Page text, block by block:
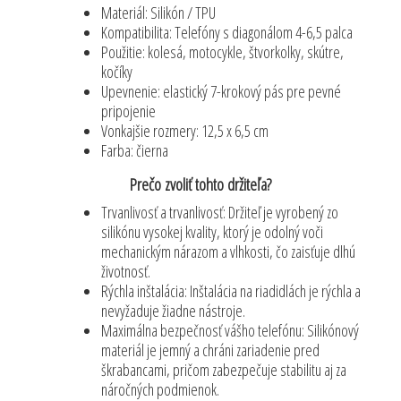
Materiál: Silikón / TPU
Kompatibilita: Telefóny s diagonálom 4-6,5 palca
Použitie: kolesá, motocykle, štvorkolky, skútre,
kočíky
Upevnenie: elastický 7-krokový pás pre pevné
pripojenie
Vonkajšie rozmery: 12,5 x 6,5 cm
Farba: čierna
Prečo zvoliť tohto držiteľa?
Trvanlivosť a trvanlivosť: Držiteľ je vyrobený zo
silikónu vysokej kvality, ktorý je odolný voči
mechanickým nárazom a vlhkosti, čo zaisťuje dlhú
životnosť.
Rýchla inštalácia: Inštalácia na riadidlách je rýchla a
nevyžaduje žiadne nástroje.
Maximálna bezpečnosť vášho telefónu: Silikónový
materiál je jemný a chráni zariadenie pred
škrabancami, pričom zabezpečuje stabilitu aj za
náročných podmienok.